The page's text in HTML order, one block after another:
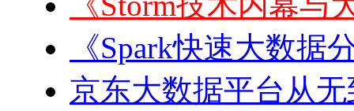
《Spark快速大数据
京东大数据平台从